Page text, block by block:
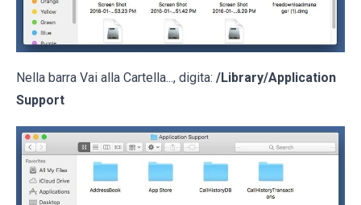
Nella barra Vai alla Cartella..., digita: /Library/Application
Support